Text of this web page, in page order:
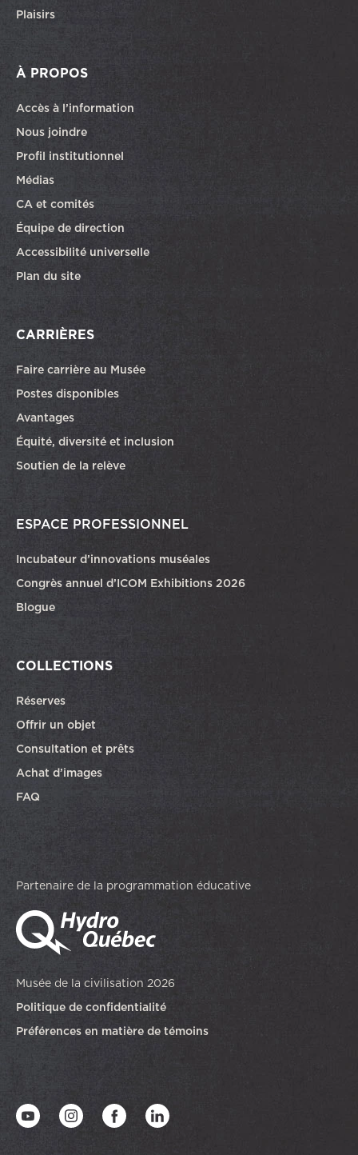
Plaisirs
À PROPOS
Accès à l’information
Nous joindre
Profil institutionnel
Médias
CA et comités
Équipe de direction
Accessibilité universelle
Plan du site
CARRIÈRES
Faire carrière au Musée
Postes disponiblesCe lien ouvrira dans une autre fenêtre
Avantages
Équité, diversité et inclusion
Soutien de la relève
ESPACE PROFESSIONNEL
Incubateur d’innovations muséales
Congrès annuel d’ICOM Exhibitions 2026
Blogue
COLLECTIONS
Réserves
Offrir un objet
Consultation et prêts
Achat d’images
FAQ
Partenaire de la programmation éducative
Musée de la civilisation 2026
Politique de confidentialité
Préférences en matière de témoins